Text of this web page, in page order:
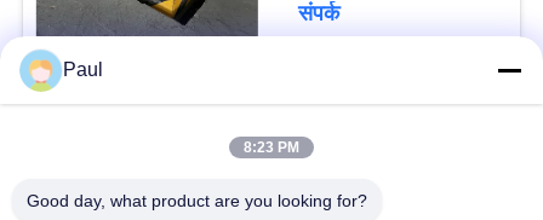
संपर्क
लोकप्रिय श्रेणियां
मार्टेंसिटिक स्टेनलेस स्टील
वर्षा स्टेनलेस स्टील
Paul
8:23 PM
Good day, what product are you looking for?